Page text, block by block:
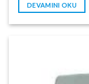
DEVAMINI OKU